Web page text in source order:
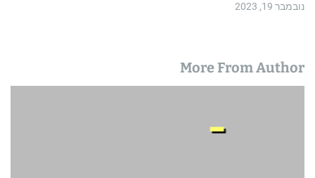
נובמבר 19, 2023
More From Author